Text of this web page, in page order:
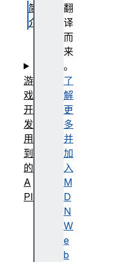
翻
译
而
来
。
了
解
更
多
并
加
入
M
D
N
W
e
b
简
介
游
戏
开
发
用
到
的
A
PI